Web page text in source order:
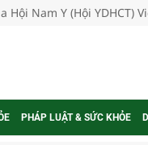
Nam Y (Hội YDHCT)
PHÁP LUẬT & SỨC KHỎE